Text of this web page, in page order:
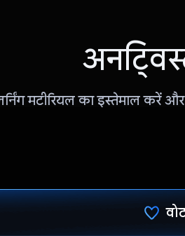
मटीरियल का इस्तेमाल करें